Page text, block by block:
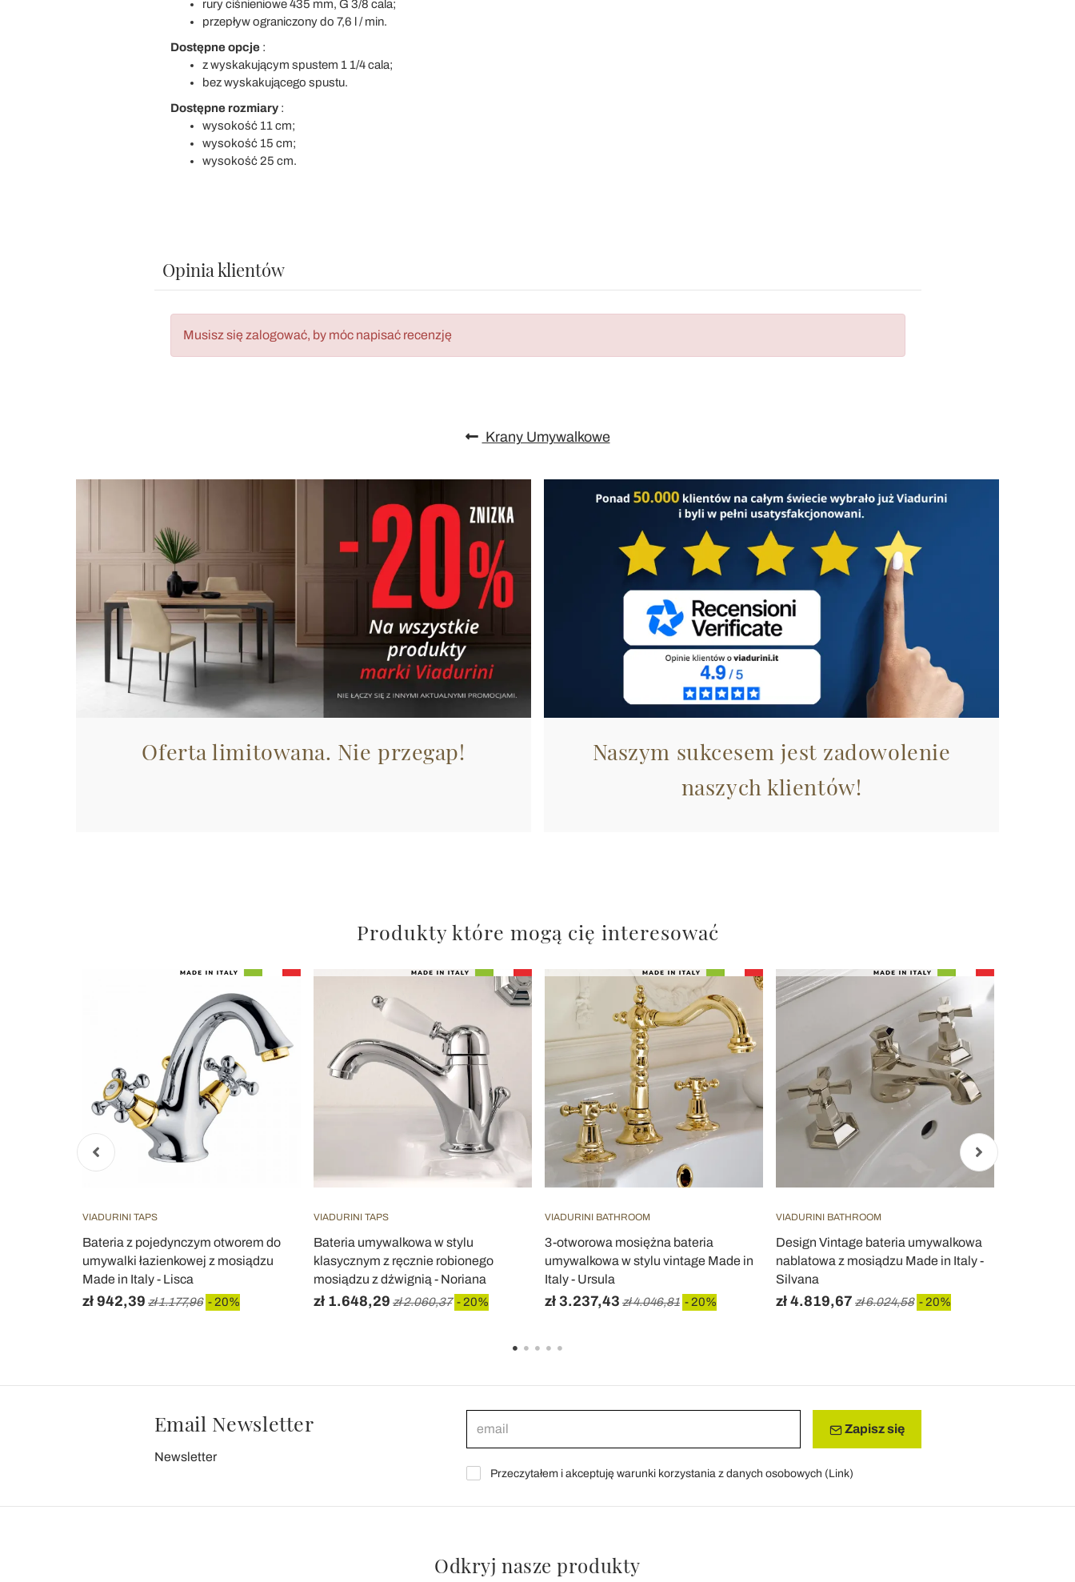
rury ciśnieniowe 435 mm, G 3/8 cala;
przepływ ograniczony do 7,6 l / min.
Dostępne opcje:
z wyskakującym spustem 1 1/4 cala;
bez wyskakującego spustu.
Dostępne rozmiary:
wysokość 11 cm;
wysokość 15 cm;
wysokość 25 cm.
Opinia klientów
Musisz się zalogować, by móc napisać recenzję
Krany Umywalkowe
Oferta limitowana. Nie przegap!
Naszym sukcesem jest zadowolenie
naszych klientów!
Produkty które mogą cię interesować
VIADURINI TAPS
Bateria z pojedynczym otworem do
umywalki łazienkowej z mosiądzu
Made in Italy - Lisca
zł 942,39 zł 1.177,96 - 20%
VIADURINI TAPS
Bateria umywalkowa w stylu
klasycznym z ręcznie robionego
mosiądzu z dźwignią - Noriana
zł 1.648,29 zł 2.060,37 - 20%
VIADURINI BATHROOM
3-otworowa mosiężna bateria
umywalkowa w stylu vintage Made in
Italy - Ursula
zł 3.237,43 zł 4.046,81 - 20%
VIADURINI BATHROOM
Design Vintage bateria umywalkowa
nablatowa z mosiądzu Made in Italy -
Silvana
zł 4.819,67 zł 6.024,58 - 20%
Email Newsletter
Newsletter
Zapisz się
Przeczytałem i akceptuję warunki korzystania z danych osobowych (Link)
Odkryj nasze produkty